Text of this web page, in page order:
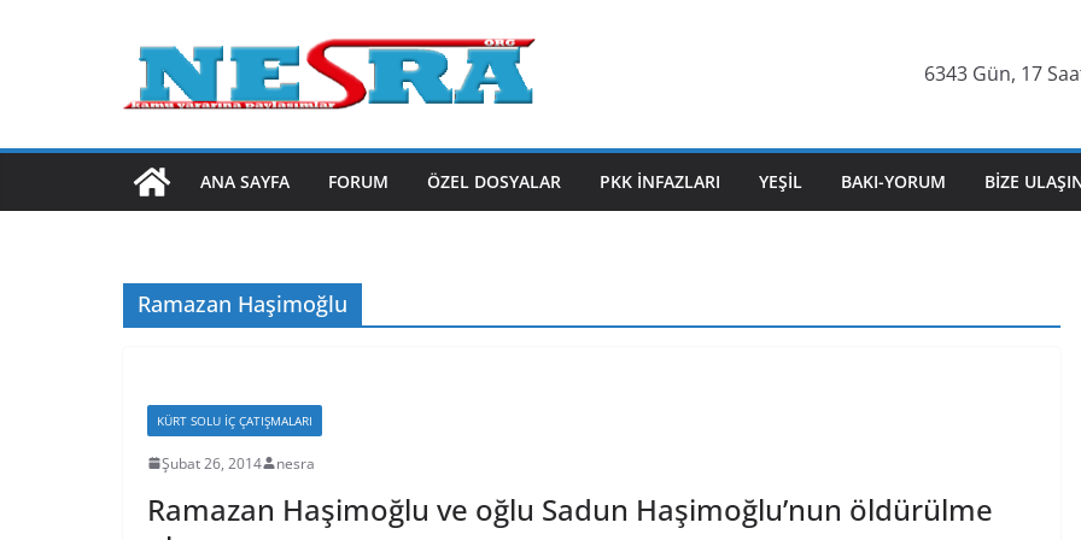
6343 Gün, 17
ANA SAYFA FORUM ÖZEL DOSYALAR PKK İNFAZLARI YEŞIL BAKI-YORUM BIZE
Ramazan Haşimoğlu
KÜRT SOLU İÇ ÇATIŞMALARI
Şubat 26, 2014 nesra
Ramazan Haşimoğlu ve oğlu Sadun Haşimoğlu’nun öldürülme